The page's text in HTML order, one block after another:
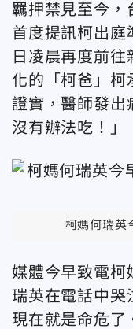
羈押禁見至今，
首度提訊柯出庭
日凌晨再度前
化的「柯爸」柯
證實，醫師發出
沒有辦法吃！」
柯媽何瑞英
媒體今早致電柯
瑞英在電話中哭
現在就是命危了